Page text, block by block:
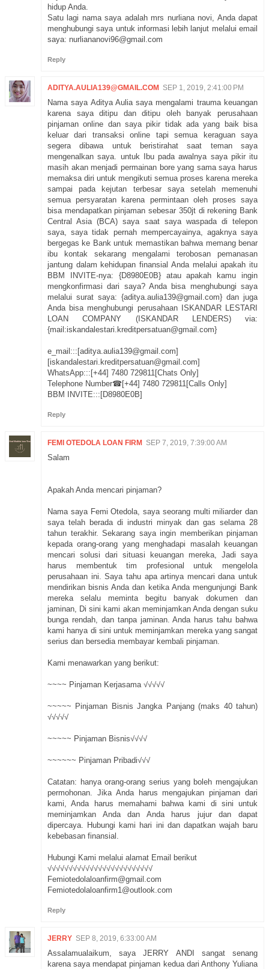
hidup Anda.
Satu lagi nama saya adalah mrs nurliana novi, Anda dapat
menghubungi saya untuk informasi lebih lanjut melalui email
saya: nurliananovi96@gmail.com
Reply
ADITYA.AULIA139@GMAIL.COM SEP 1, 2019, 2:41:00 PM
Nama saya Aditya Aulia saya mengalami trauma keuangan
karena saya ditipu dan ditipu oleh banyak perusahaan
pinjaman online dan saya pikir tidak ada yang baik bisa
keluar dari transaksi online tapi semua keraguan saya
segera dibawa untuk beristirahat saat teman saya
mengenalkan saya. untuk Ibu pada awalnya saya pikir itu
masih akan menjadi permainan bore yang sama saya harus
memaksa diri untuk mengikuti semua proses karena mereka
sampai pada kejutan terbesar saya setelah memenuhi
semua persyaratan karena permintaan oleh proses saya
bisa mendapatkan pinjaman sebesar 350jt di rekening Bank
Central Asia (BCA) saya saat saya waspada di telepon
saya, saya tidak pernah mempercayainya, agaknya saya
bergegas ke Bank untuk memastikan bahwa memang benar
ibu kontak sekarang mengalami terobosan pemanasan
jantung dalam kehidupan finansial Anda melalui apakah itu
BBM INVITE-nya: {D8980E0B} atau apakah kamu ingin
mengkonfirmasi dari saya? Anda bisa menghubungi saya
melalui surat saya: {aditya.aulia139@gmail.com} dan juga
Anda bisa menghubungi perusahaan ISKANDAR LESTARI
LOAN COMPANY (ISKANDAR LENDERS) via:
{mail:iskandalestari.kreditpersatuan@gmail.com}
e_mail:::[aditya.aulia139@gmail.com]
[iskandalestari.kreditpersatuan@gmail.com]
WhatsApp:::[+44] 7480 729811[Chats Only]
Telephone Number☎[+44] 7480 729811[Calls Only]
BBM INVITE:::[D8980E0B]
Reply
FEMI OTEDOLA LOAN FIRM SEP 7, 2019, 7:39:00 AM
Salam
Apakah Anda mencari pinjaman?
Nama saya Femi Otedola, saya seorang multi miliarder dan
saya telah berada di industri minyak dan gas selama 28
tahun terakhir. Sekarang saya ingin memberikan pinjaman
kepada orang-orang yang menghadapi masalah keuangan
mencari solusi dari situasi keuangan mereka, Jadi saya
harus membentuk tim profesional untuk mengelola
perusahaan ini. Saya tahu apa artinya mencari dana untuk
mendirikan bisnis Anda dan ketika Anda mengunjungi Bank
mereka selalu meminta begitu banyak dokumen dan
jaminan, Di sini kami akan meminjamkan Anda dengan suku
bunga rendah, dan tanpa jaminan. Anda harus tahu bahwa
kami hanya di sini untuk meminjamkan mereka yang sangat
serius dan bersedia membayar kembali pinjaman.
Kami menawarkan yang berikut:
~~~~ Pinjaman Kerjasama √√√√√
~~~~~ Pinjaman Bisnis Jangka Panjang (maks 40 tahun)
√√√√√
~~~~~ Pinjaman Bisnis√√√√
~~~~~~ Pinjaman Pribadi√√√
Catatan: hanya orang-orang serius yang boleh mengajukan
permohonan. Jika Anda harus mengajukan pinjaman dari
kami, Anda harus memahami bahwa kami di sini untuk
meminjamkan Anda dan Anda harus jujur dan dapat
dipercaya. Hubungi kami hari ini dan dapatkan wajah baru
kebebasan finansial.
Hubungi Kami melalui alamat Email berikut
√√√√√√√√√√√√√√√√√√√√√√√√√
Femiotedolaloanfirm@gmail.com
Femiotedolaloanfirm1@outlook.com
Reply
JERRY SEP 8, 2019, 6:33:00 AM
Assalamualaikum, saya JERRY ANDI sangat senang
karena saya mendapat pinjaman kedua dari Anthony Yuliana